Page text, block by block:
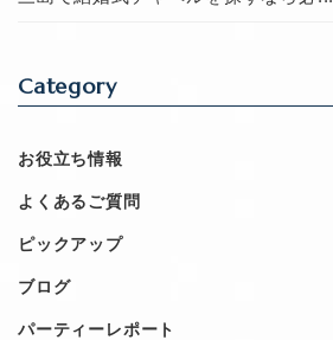
Category
お役立ち情報
よくあるご質問
ピックアップ
ブログ
パーティーレポート